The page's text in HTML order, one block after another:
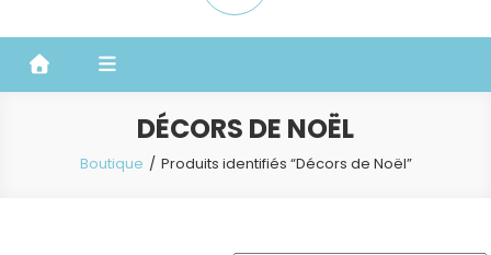
DÉCORS DE NOËL
Boutique Produits identifiés “Décors de Noël”